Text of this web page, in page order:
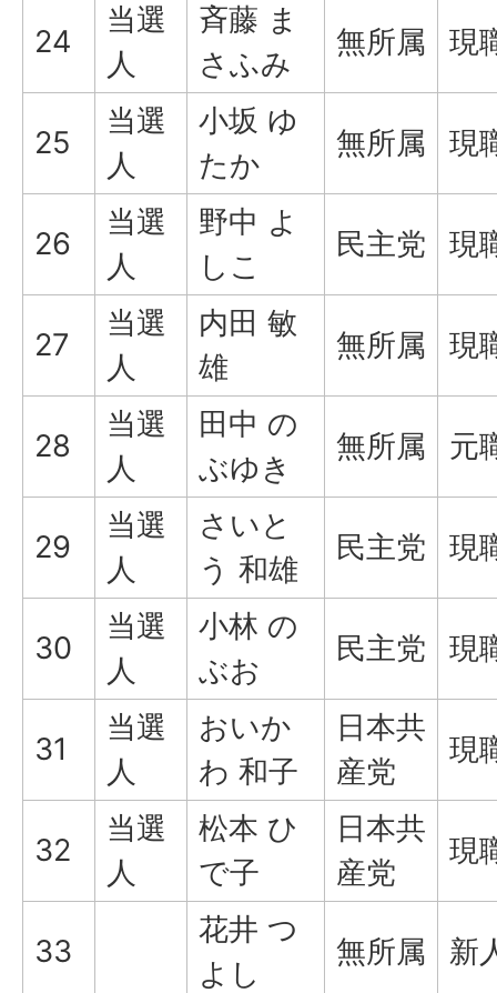
24
当選
人
斉藤 ま
さふみ
無所属 現
25
当選
人
小坂 ゆ
たか
無所属 現
26
当選
人
野中 よ
しこ
民主党 現
27
当選
人
内田 敏
雄
無所属 現
28
当選
人
田中 の
ぶゆき
無所属 元
29
当選
人
さいと
う 和雄
民主党 現
30
当選
人
小林 の
ぶお
民主党 現
31
当選
人
おいか
わ 和子
日本共
産党
現
32
当選
人
松本 ひ
で子
日本共
産党
現
33
花井 つ
よし
無所属 新